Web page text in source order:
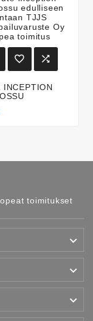
 
INCEPTION
toimitukset


